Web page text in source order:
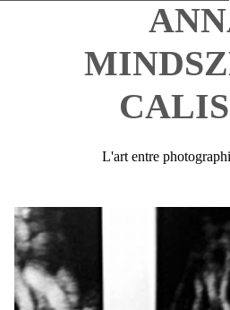
L'art entre